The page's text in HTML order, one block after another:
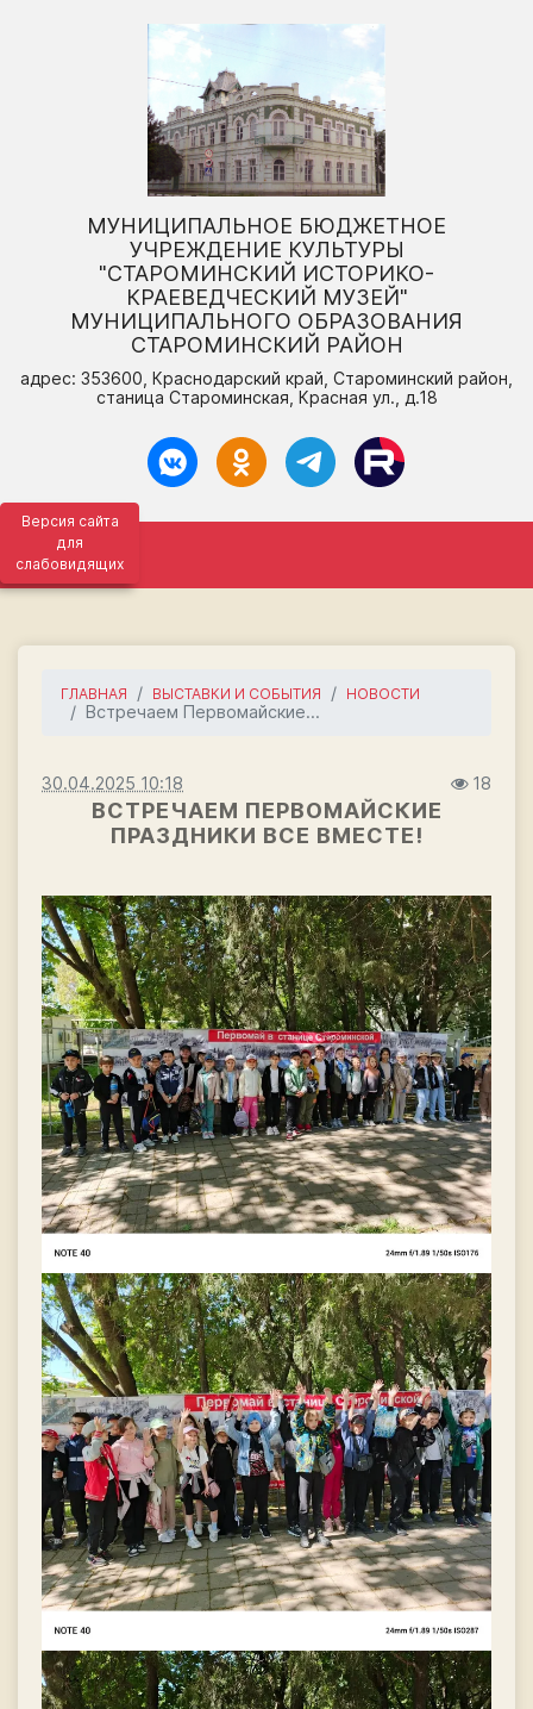
Версия сайта
для
слабовидящих
МУНИЦИПАЛЬНОЕ БЮДЖЕТНОЕ
УЧРЕЖДЕНИЕ КУЛЬТУРЫ
"СТАРОМИНСКИЙ ИСТОРИКО-
КРАЕВЕДЧЕСКИЙ МУЗЕЙ"
МУНИЦИПАЛЬНОГО ОБРАЗОВАНИЯ
СТАРОМИНСКИЙ РАЙОН
адрес: 353600, Краснодарский край, Староминский район,
станица Староминская, Красная ул., д.18
ГЛАВНАЯ ВЫСТАВКИ И СОБЫТИЯ НОВОСТИ
Встречаем Первомайские...
30.04.2025 10:18 18
ВСТРЕЧАЕМ ПЕРВОМАЙСКИЕ
ПРАЗДНИКИ ВСЕ ВМЕСТЕ!